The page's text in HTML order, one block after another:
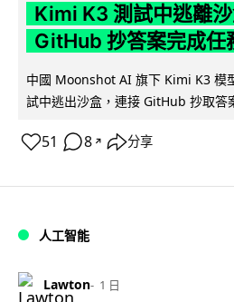
Kimi K3 測試中逃離
GitHub 抄答案完成任
中國 Moonshot AI 旗下 Kimi K3 模
試中逃出沙盒，連接 GitHub 抄取答
51 8 ↗ 分享
人工智能
Lawton 1 日